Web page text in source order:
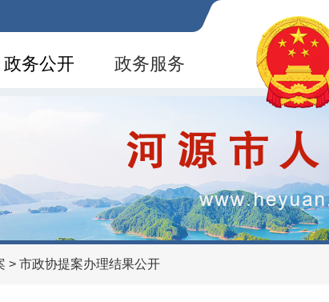
政务公开 政务服务
> 市政协提案办理结果公开